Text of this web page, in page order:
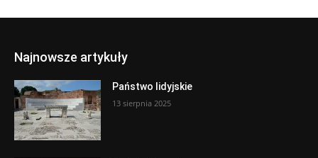
Najnowsze artykuły
Państwo lidyjskie
13 sierpnia 2025